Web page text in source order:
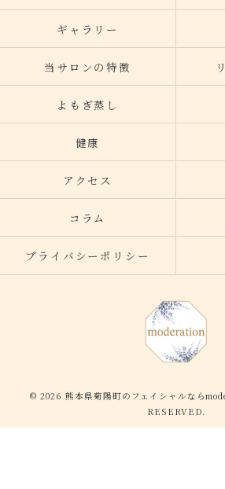
ギャラリー
当サロンの特徴
よもぎ蒸し
健康
アクセス
コラム
プライバシーポリシー
© 2026 熊本県菊陽町のフェイシャルなら
RESERVED.